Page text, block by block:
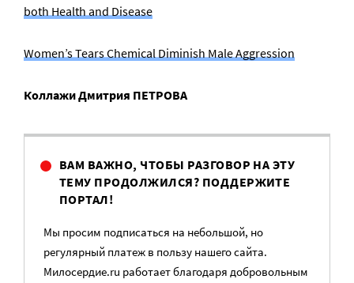
both Health and Disease
Women’s Tears Chemical Diminish Male Aggression
Коллажи Дмитрия ПЕТРОВА
ВАМ ВАЖНО, ЧТОБЫ РАЗГОВОР НА ЭТУ
ТЕМУ ПРОДОЛЖИЛСЯ? ПОДДЕРЖИТЕ
ПОРТАЛ!
Мы просим подписаться на небольшой, но
регулярный платеж в пользу нашего сайта.
Милосердие.ru работает благодаря добровольным